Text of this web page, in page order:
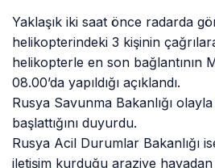
Yaklaşık iki saat önce radarda
helikopterindeki 3 kişinin
helikopterle en son bağlantının
08.00’da yapıldığı açıklandı.
Rusya Savunma Bakanlığı
başlattığını duyurdu.
Rusya Acil Durumlar Bakanlığı
iletişim kurduğu araziye